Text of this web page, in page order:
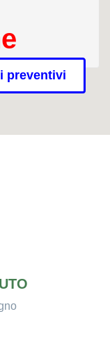
preventivi